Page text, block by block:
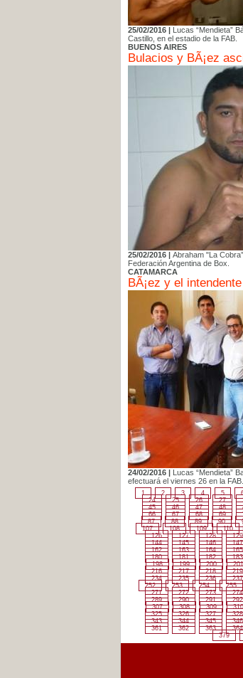
25/02/2016 | Lucas “Mendieta”
Castillo, en el estadio de la FAB.
BUENOS AIRES
Bulacios y BÃ¡ez
25/02/2016 | Abraham "La
Federación Argentina de Box.
CATAMARCA
BÃ¡ez y el
24/02/2016 | Lucas “Mendieta”
efectuará el viernes 26 en la FAB.
1 2 3 4 5
24
25 26 27
45
46 47 48
66
67 68 69
87
88 89 90
107
108 109 110
126
127 128 129
144
145 146 147
162
163 164 165
180
181 182 183
198
199 200 201
216
217 218 219
234
235 236 237
252
253 254 255
271
272 273 274
289
290 291 292
307
308 309 310
325
326 327 328
343
344 345 346
361
362 363 364
379